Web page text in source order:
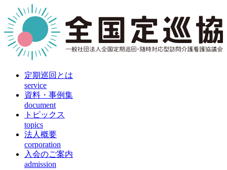
定期巡回とは
service
資料・事例集
document
トピックス
topics
法人概要
corporation
入会のご案内
admission